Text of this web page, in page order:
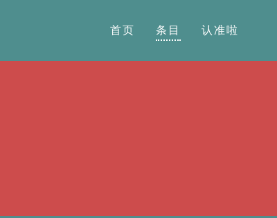
首页 条目 认准啦